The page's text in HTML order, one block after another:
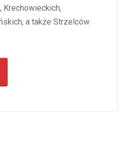
Krechowieckich,
a także Strzelców